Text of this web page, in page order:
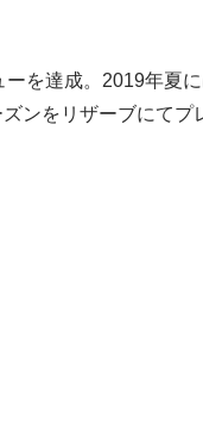
を達成。2019年夏
ンをリザーブにてプ